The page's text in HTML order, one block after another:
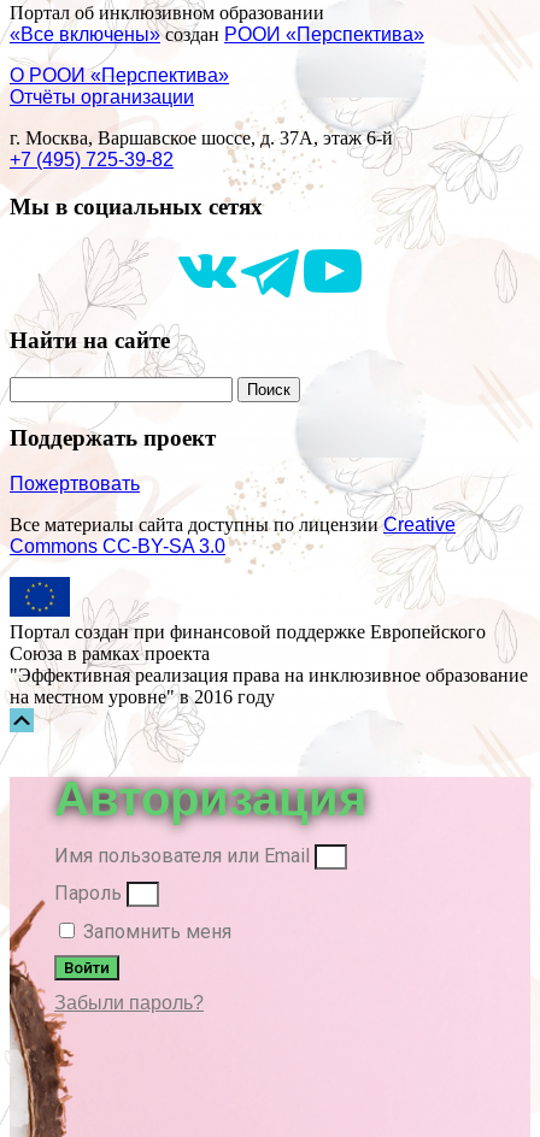
Портал об инклюзивном образовании
«Все включены»создан РООИ «Перспектива»
О РООИ «Перспектива»
Отчёты организации
г. Москва, Варшавское шоссе, д. 37А, этаж 6-й
+7 (495) 725-39-82
Мы в социальных сетях
Найти на сайте
Поддержать проект
Пожертвовать
Все материалы сайта доступны по лицензииCreative
Commons СС-BY-SA 3.0
Портал создан при финансовой поддержке Европейского
Союза в рамках проекта
"Эффективная реализация права на инклюзивное образование
на местном уровне" в 2016 году
Прокрутка
вверх
Авторизация
Имя пользователя или Email
Пароль
Запомнить меня
Войти
Забыли пароль?